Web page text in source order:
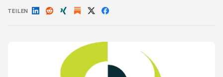
TEILEN Auf Auf Auf Auf Auf